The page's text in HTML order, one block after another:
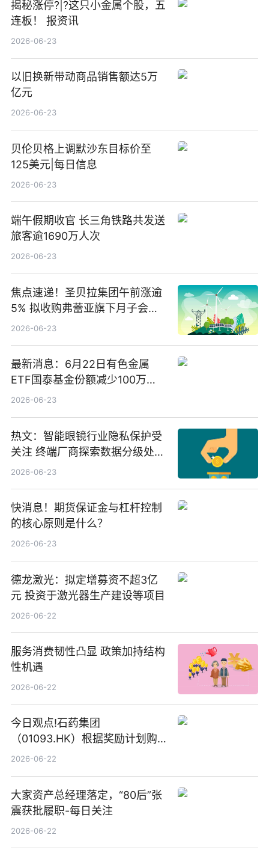
揭秘涨停?|?这只小金属个股，五
连板！ 报资讯
2026-06-23
以旧换新带动商品销售额达5万
亿元
2026-06-23
贝伦贝格上调默沙东目标价至
125美元|每日信息
2026-06-23
端午假期收官 长三角铁路共发送
旅客逾1690万人次
2026-06-23
焦点速递！圣贝拉集团午前涨逾
5% 拟收购弗蕾亚旗下月子会所
业务少数股权
2026-06-23
最新消息：6月22日有色金属
ETF国泰基金份额减少100万
份，重仓股紫金矿业、洛阳钼
2026-06-23
热文：智能眼镜行业隐私保护受
关注 终端厂商探索数据分级处理
等方案
2026-06-23
快消息！期货保证金与杠杆控制
的核心原则是什么？
2026-06-23
德龙激光：拟定增募资不超3亿
元 投资于激光器生产建设等项目
2026-06-22
服务消费韧性凸显 政策加持结构
性机遇
2026-06-22
今日观点!石药集团
（01093.HK）根据奖励计划购
回580万股
2026-06-22
大家资产总经理落定，“80后”张
震获批履职-每日关注
2026-06-22